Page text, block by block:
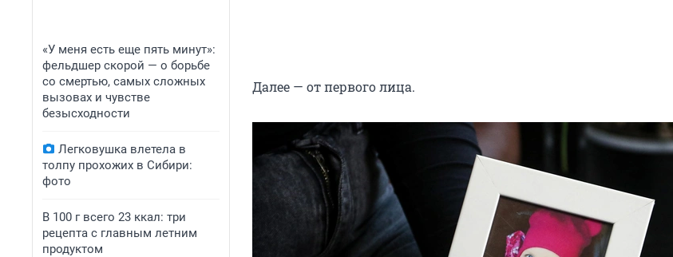
«У меня есть еще пять минут»:
фельдшер скорой — о борьбе
со смертью, самых сложных
вызовах и чувстве
безысходности
Легковушка влетела в
толпу прохожих в Сибири:
фото
В 100 г всего 23 ккал: три
рецепта с главным летним
продуктом
Далее — от первого лица.